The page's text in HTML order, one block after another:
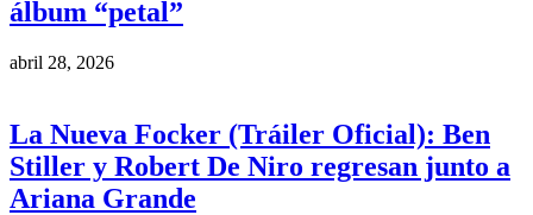
álbum “petal”
abril 28, 2026
La Nueva Focker (Tráiler Oficial): Ben
Stiller y Robert De Niro regresan junto a
Ariana Grande